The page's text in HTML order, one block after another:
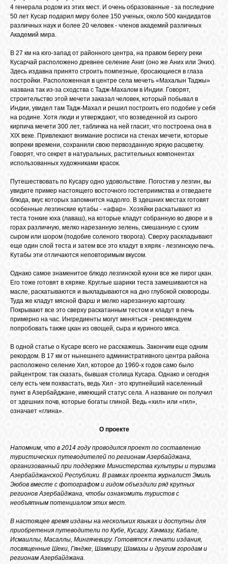
4 генерала родом из этих мест. И очень образованные - за последние
50 лет Кусар подарил миру более 150 ученых, около 500 кандидатов
различных наук и более 20 человек - членов академий различных
Академий мира.
В 27 км на юго-запад от районного центра, на правом берегу реки
Кусарчай расположено древнее селение Аниг (оно же Аних или Эних).
Здесь издавна принято строить помпезные, бросающиеся в глаза
постройки. Расположенная в центре села мечеть «Махалын Таджы»
названа так из-за сходства с Тадж-Махалом в Индии. Говорят,
строительство этой мечети заказал человек, который побывал в
Индии, увидел там Тадж-Махал и решил построить его подобие у себя
на родине. Хотя люди и утверждают, что возведенной из сырого
кирпича мечети 300 лет, табличка на ней гласит, что построена она в
XIX веке. Привлекают внимание росписи на стенах мечети, которые
вопреки времени, сохранили свою первозданную яркую расцветку.
Говорят, что секрет в натуральных, растительных компонентах
использованных художниками красок.
Путешествовать по Кусару одно удовольствие. Погостив у лезгин, вы
увидите пример настоящего восточного гостеприимства и отведаете
блюда, вкус которых запомнится надолго. В здешних местах готовят
особенные лезгинские кутабы - «афар». Хозяйки раскатывают из
теста тонкие юха (лаваш), на которые кладут собранную во дворе и в
горах различную, мелко нарезанную зелень, смешанную с сухим
сыром или шором (подобие соленого творога). Сверху раскладывают
еще один слой теста и затем все это кладут в хяряк - лезгинскую печь.
Кутабы эти отличаются неповторимым вкусом.
Однако самое знаменитое блюдо лезгинской кухни все же пирог цкан.
Его тоже готовят в хяряке. Круглые шарики теста замешиваются на
масле, раскатываются и выкладываются на дно глубокой сковороды.
Туда же кладут мясной фарш и мелко нарезанную картошку.
Покрывают все это сверху раскатанным тестом и кладут в печь
примерно на час. Ингредиенты могут меняться - рекомендуем
попробовать также цкан из овощей, сыра и куриного мяса.
В одной статье о Кусаре всего не расскажешь. Закончим еще одним
рекордом. В 17 км от нынешнего административного центра района
расположено селение Хил, которое до 1960-х годов само было
райцентром: так сказать, бывшая столица Кусара. Однако и сегодня
селу есть чем похвастать, ведь Хил - это крупнейший населенный
пункт в Азербайджане, имеющий статус села. А название он получил
от здешних почв, которые богаты глиной. Ведь «хил» или «гил»,
означает «глина».
О проекте
Напомним, что в 2014 году проводился проект по составлению
туристических путеводителей по регионам Азербайджана,
организованный при поддержке Министерства культуры и туризма
Азербайджанской Республики. В рамках проекта журналист Эмиль
Эюбов вместе с фотографом и гидом объездили ряд крупных
регионов Азербайджана, чтобы ознакомить туристов с
необъятным потенциалом этих мест.
В настоящее время изданы на нескольких языках и доступны для
приобретения путеводители по Кубе, Кусару, Хачмазу, Кабале,
Исмаиллы, Масаллы, Мингячевиру. Готовятся к печати издания,
посвященные Шеки, Гяндже, Шамкиру, Шамахы и другим городам и
регионам Азербайджана.